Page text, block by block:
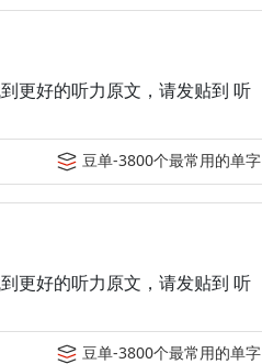
好的听力原文，请发贴到 听
豆单-3800个最常用的单字
好的听力原文，请发贴到 听
豆单-3800个最常用的单字